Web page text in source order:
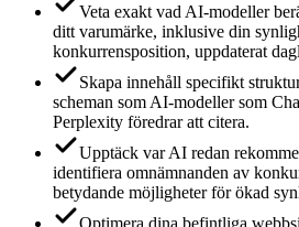
Veta exakt vad AI-modeller
ditt varumärke, inklusive din
konkurrensposition, uppdaterat
Skapa innehåll specifikt
scheman som AI-modeller som
Perplexity föredrar att citera.
Upptäck var AI redan
identifiera omnämnanden av
betydande möjligheter för ökad